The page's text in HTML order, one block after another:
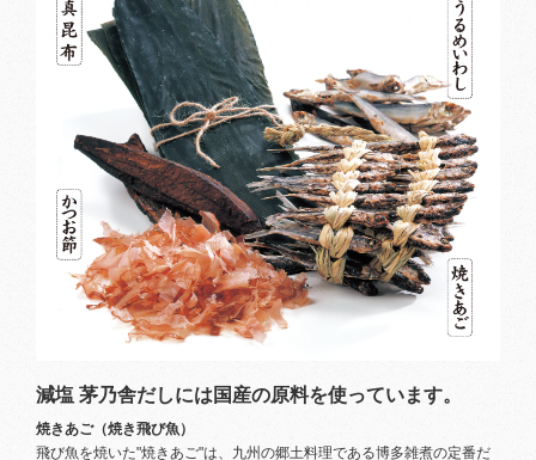
減塩 茅乃舎だしには国産の原料を使っています。
焼きあご（焼き飛び魚）
飛び魚を焼いた"焼きあご"は、九州の郷土料理である博多雑煮の定番だ